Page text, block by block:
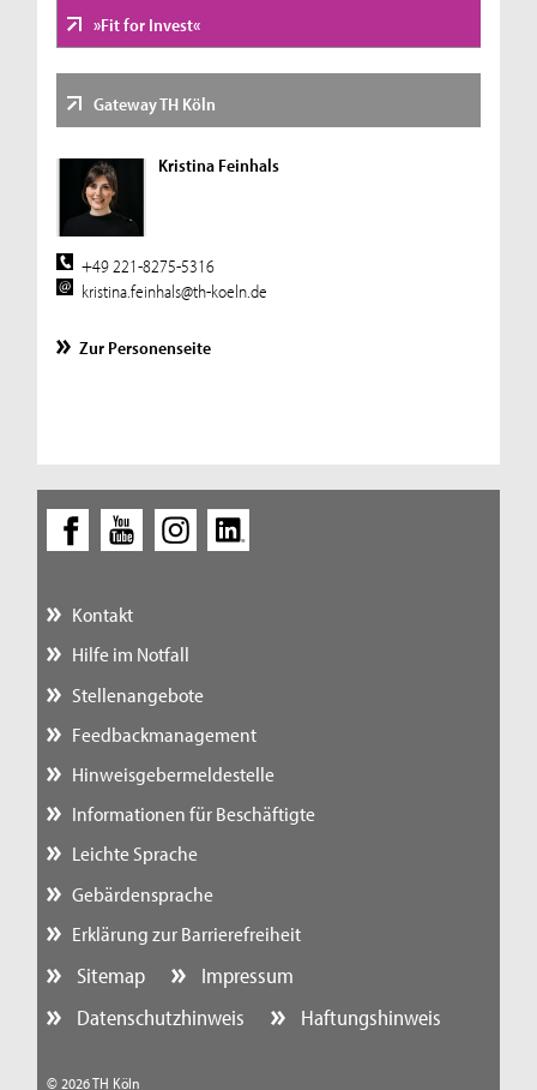
»Fit for Invest«
Gateway TH Köln
Kristina Feinhals
+49 221-8275-5316
kristina.feinhals@th-koeln.de
Zur Personenseite
Kontakt
Hilfe im Notfall
Stellenangebote
Feedbackmanagement
Hinweisgebermeldestelle
Informationen für Beschäftigte
Leichte Sprache
Gebärdensprache
Erklärung zur Barrierefreiheit
Sitemap
Impressum
Datenschutzhinweis
Haftungshinweis
© 2026 TH Köln